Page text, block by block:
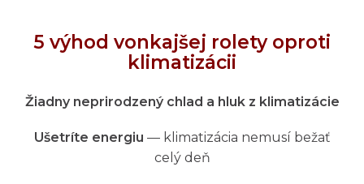
5 výhod vonkajšej rolety oproti
klimatizácii
Žiadny neprirodzený chlad a hluk z klimatizácie
Ušetríte energiu — klimatizácia nemusí bežať
celý deň